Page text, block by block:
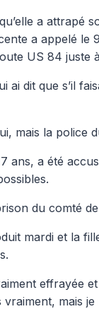
a attrapé
a appelé le
US 84 juste
ai dit que s’il
mais la
ans, a été
du comté
mardi et la
effrayée
vraiment, mais